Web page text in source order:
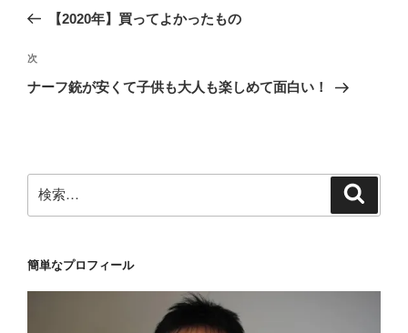
ビ
ゲ
ン
の
稿
【2020年】買ってよかったもの
次
の
次
ナーフ銃が安くて子供も大人も楽しめて面白い！
索:
簡単なプロフィール